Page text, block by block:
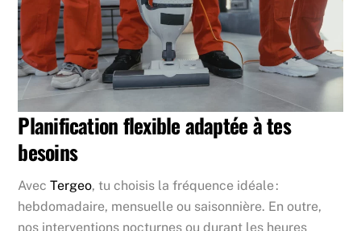
Planification flexible adaptée à tes
besoins
AvecTergeo, tu choisis la fréquence idéale :
hebdomadaire, mensuelle ou saisonnière. En outre,
nos interventions nocturnes ou durant les heures